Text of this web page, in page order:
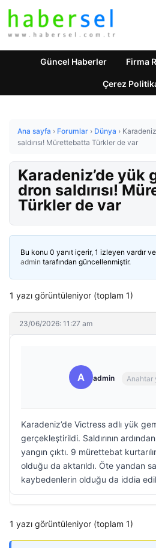
Güncel Haberler Firma
Çerez
Ana sayfa › Forumlar › Dünya ›
saldırısı! Mürettebatta Türkler de var
Karadeniz’de yük
dron saldırısı!
Türkler de var
Bu konu 0 yanıt içerir, 1 izleyen vardır
admin tarafından güncellenmiştir.
1 yazı görüntüleniyor (toplam 1)
23/06/2026: 11:27 am
A admin Anahtar
Karadeniz’de Victress adlı yük
gerçekleştirildi. Saldırının
yangın çıktı. 9 mürettebat
olduğu da aktarıldı. Öte yandan
kaybedenlerin olduğu da iddia
1 yazı görüntüleniyor (toplam 1)